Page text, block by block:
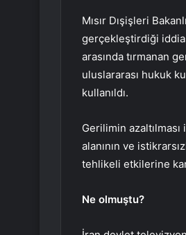
Mısır Dışişleri
gerçekleştirdiği
arasında tırmanan
uluslararası hukuk
kullanıldı.
Gerilimin azaltılması
alanının ve
tehlikeli etkilerine
Ne olmuştu?